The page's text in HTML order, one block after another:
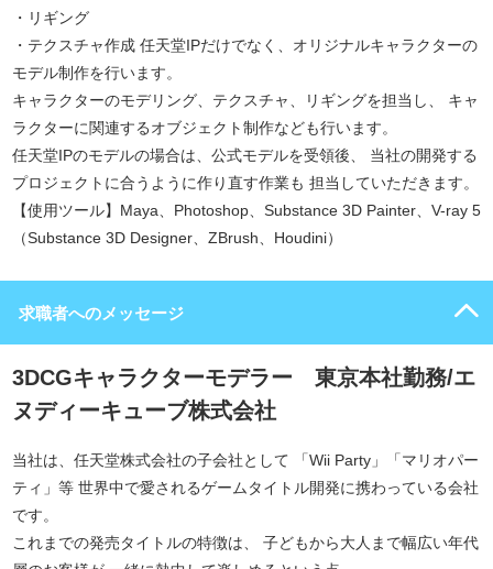
・リギング
・テクスチャ作成 任天堂IPだけでなく、オリジナルキャラクターの
モデル制作を行います。
キャラクターのモデリング、テクスチャ、リギングを担当し、 キャ
ラクターに関連するオブジェクト制作なども行います。
任天堂IPのモデルの場合は、公式モデルを受領後、 当社の開発する
プロジェクトに合うように作り直す作業も 担当していただきます。
【使用ツール】Maya、Photoshop、Substance 3D Painter、V-ray 5
（Substance 3D Designer、ZBrush、Houdini）
求職者へのメッセージ
3DCGキャラクターモデラー 東京本社勤務/エ
ヌディーキューブ株式会社
当社は、任天堂株式会社の子会社として 「Wii Party」「マリオパー
ティ」等 世界中で愛されるゲームタイトル開発に携わっている会社
です。
これまでの発売タイトルの特徴は、 子どもから大人まで幅広い年代